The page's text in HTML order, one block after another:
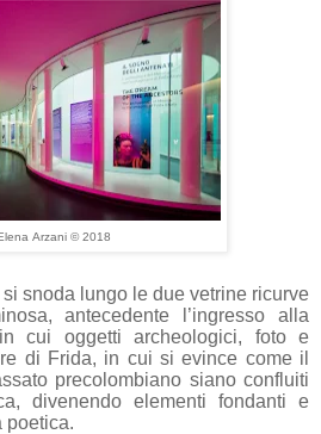
Arzani © 2018
snoda lungo le due vetrine ricurve
antecedente l’ingresso alla
cui oggetti archeologici, foto e
di Frida, in cui si evince come il
precolombiano siano confluiti
divenendo elementi fondanti e
poetica.